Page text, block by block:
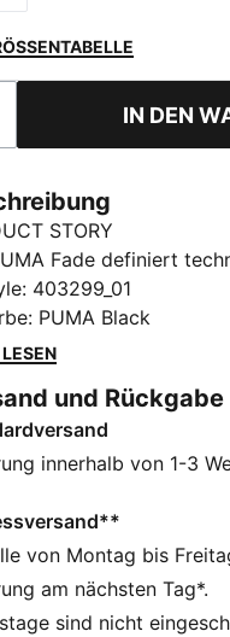
Favoriten hinzufügen
IN DEN
STORY
Fade definiert
markanten
Obermaterial
progressiven
jeden Tag verbindet.
Regulär
Schnürsenkel
Flach
Branding-Details
: 403299_01
: PUMA Black
und Rückgabe
innerhalb von 1-3
von Montag bis
am nächsten Tag*.
sind nicht